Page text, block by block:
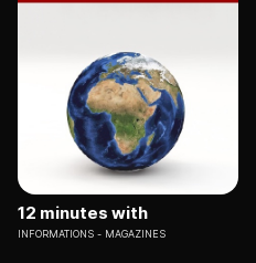
12 minutes with
INFORMATIONS MAGAZINES